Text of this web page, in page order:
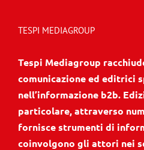
TESPI MEDIAGROUP
Tespi Mediagroup
comunicazione ed editrici
nell’informazione b2b.
particolare, attraverso
fornisce strumenti di
coinvolgono gli attori nei